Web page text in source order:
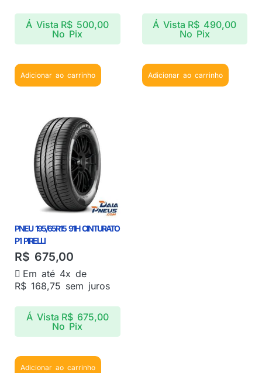
Á Vista R$ 500,00
No Pix
Adicionar ao carrinho
Á Vista R$ 490,00
No Pix
Adicionar ao carrinho
PNEU 195/65R15 91H CINTURATO
P1 PIRELLI
R$ 675,00
Em até 4x de
R$ 168,75 sem juros
Á Vista R$675,00
No Pix
Adicionar ao carrinho